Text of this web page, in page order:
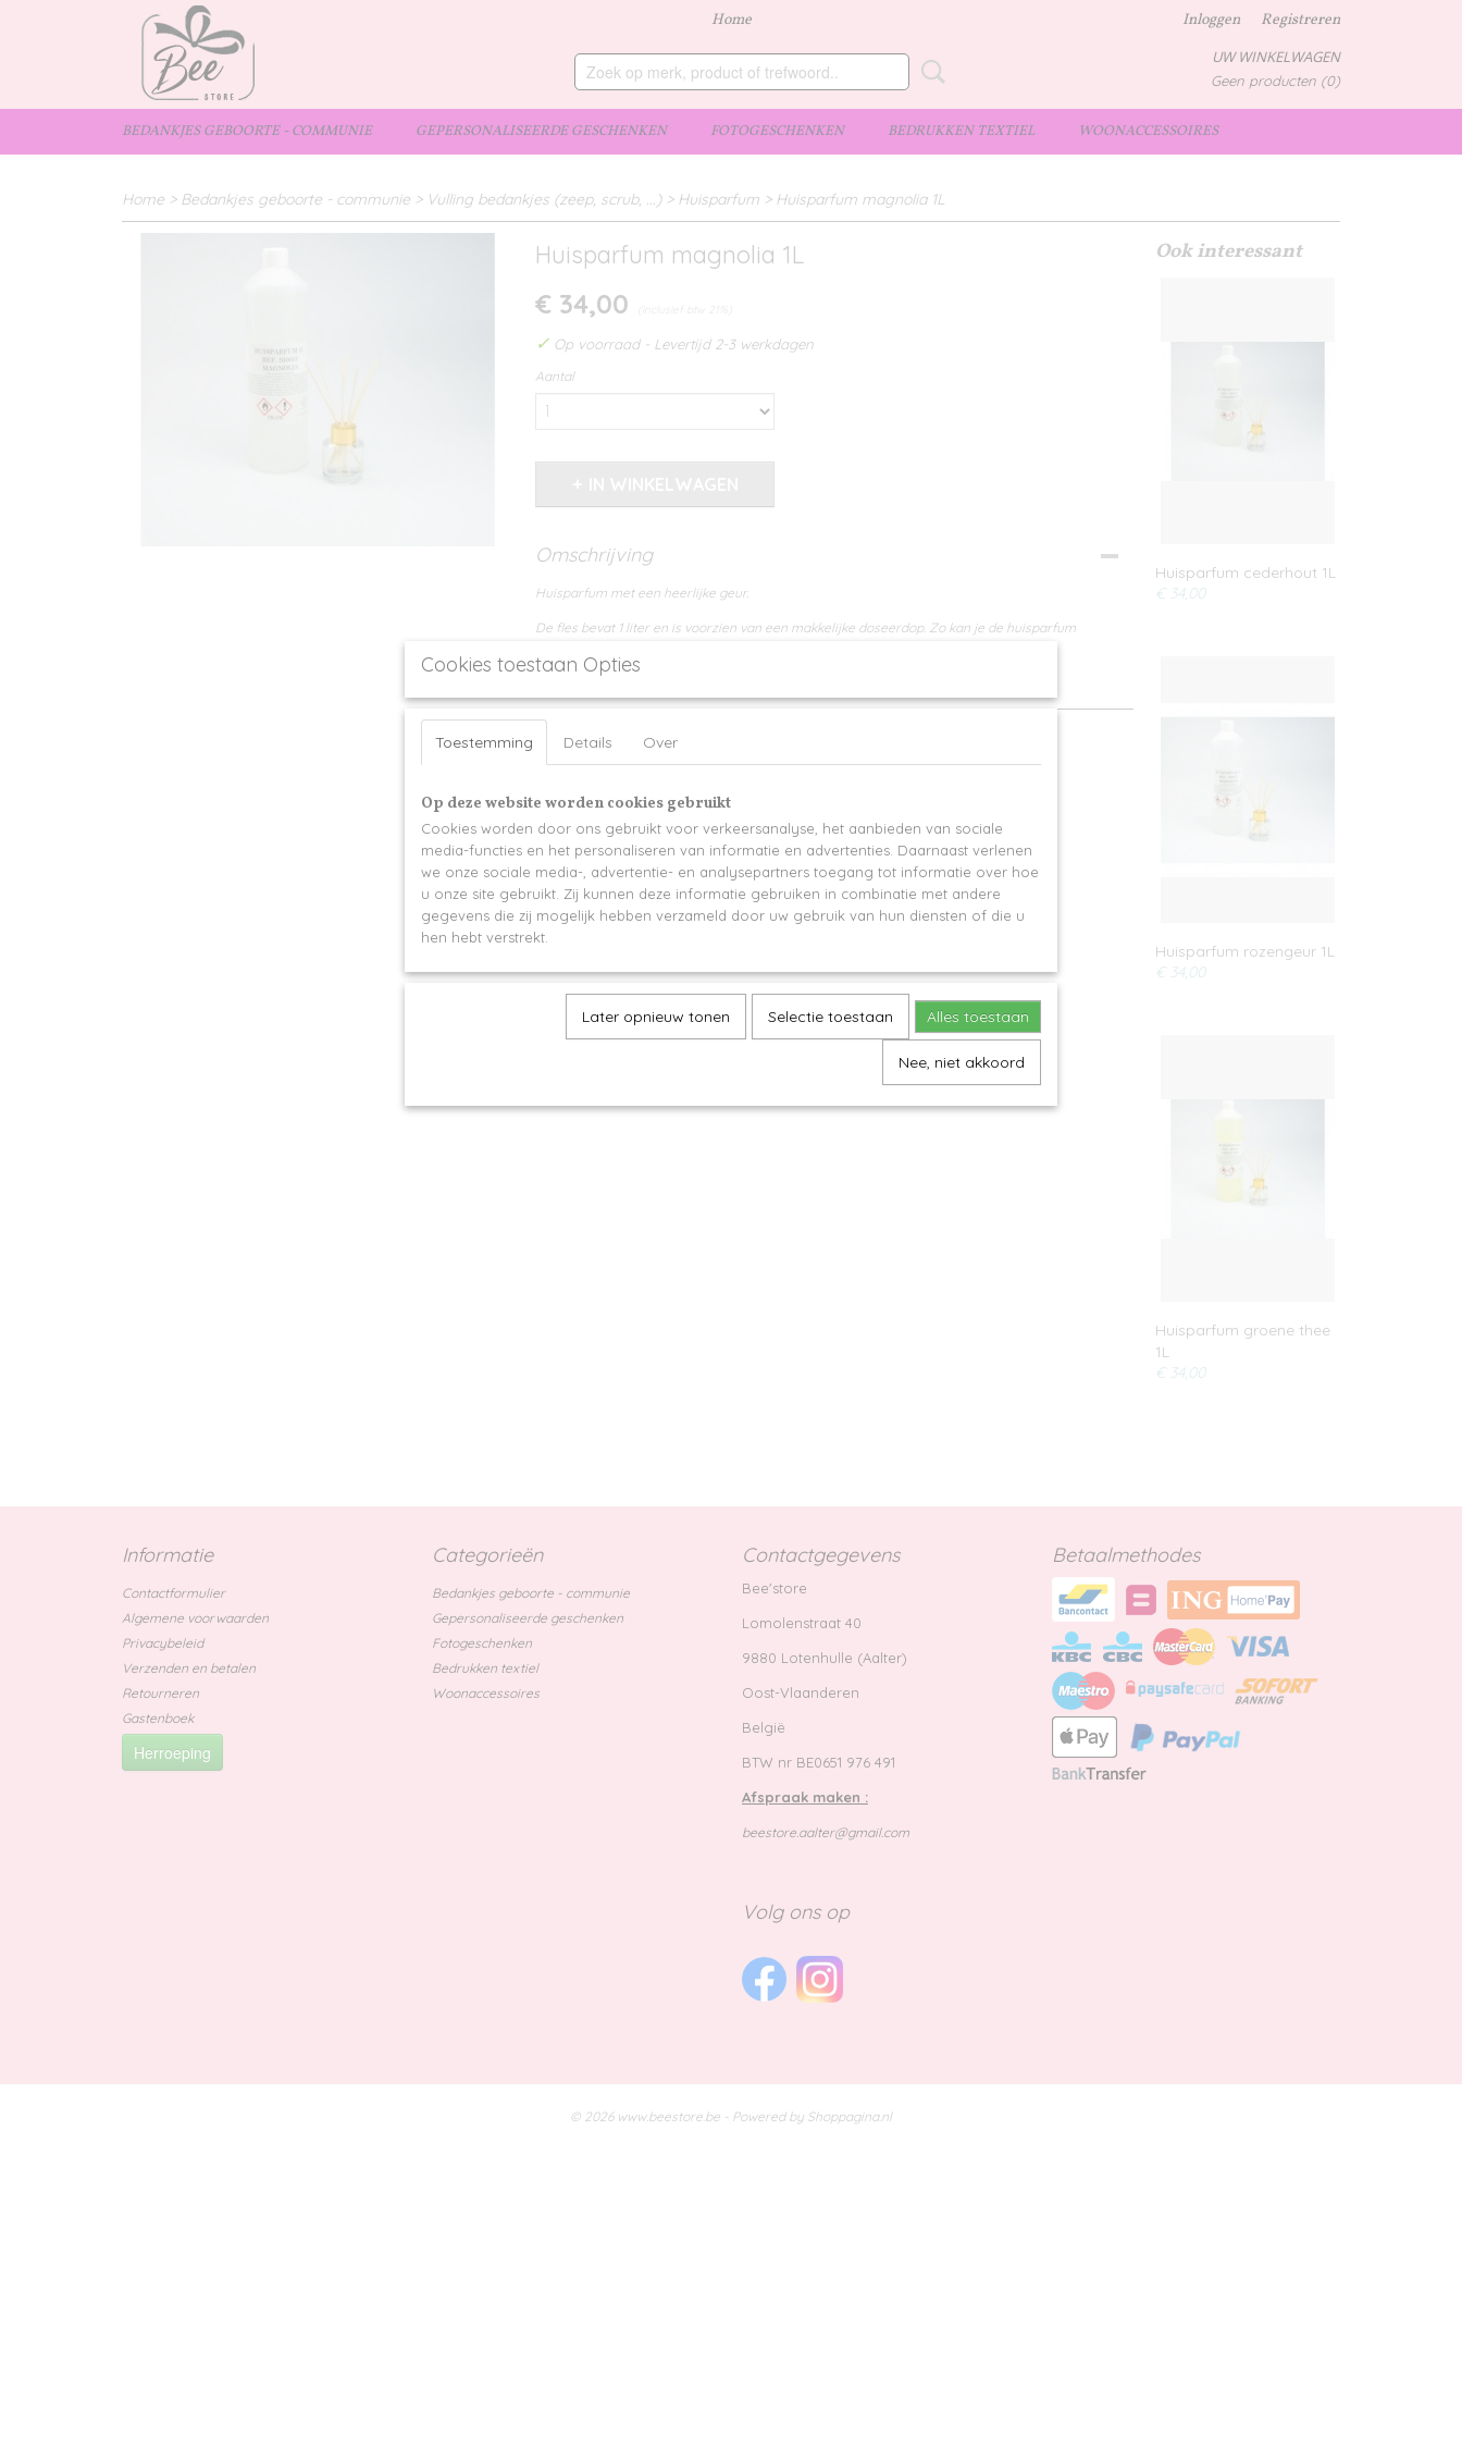
Home Inloggen Registreren
UW WINKELWAGEN
Geen producten (0)
BEDANKJES GEBOORTE - COMMUNIE GEPERSONALISEERDE GESCHENKEN FOTOGESCHENKEN BEDRUKKEN TEXTIEL WOONACCESSOIRES
Home > Bedankjes geboorte - communie > Vulling bedankjes (zeep, scrub, ...)> Huisparfum > Huisparfum magnolia 1L
Huisparfum magnolia 1L
€ 34,00 (inclusief btw 21%)
✓ Op voorraad - Levertijd 2-3 werkdagen
Aantal
Omschrijving
Huisparfum met een heerlijke geur.
De fles bevat 1 liter en is voorzien van een makkelijke doseerdop. Zo kan je de huisparfum
Ook interessant
Huisparfum cederhout 1L
€ 34,00
Huisparfum rozengeur 1L
€ 34,00
Huisparfum groene thee
1L
€ 34,00
Informatie
Contactformulier
Algemene voorwaarden
Privacybeleid
Verzenden en betalen
Retourneren
Gastenboek
Herroeping
Categorieën
Bedankjes geboorte - communie
Gepersonaliseerde geschenken
Fotogeschenken
Bedrukken textiel
Woonaccessoires
Contactgegevens
Bee'store
Lomolenstraat 40
9880 Lotenhulle (Aalter)
Oost-Vlaanderen
België
BTW nr BE0651 976 491
Afspraak maken :
beestore.aalter@gmail.com
Volg ons op
Betaalmethodes
© 2026 www.beestore.be - Powered by Shoppagina.nl
Cookies toestaan Opties
Toestemming Details Over
Op deze website worden cookies gebruikt
Cookies worden door ons gebruikt voor verkeersanalyse, het aanbieden van sociale
media-functies en het personaliseren van informatie en advertenties. Daarnaast verlenen
we onze sociale media-, advertentie- en analysepartners toegang tot informatie over hoe
u onze site gebruikt. Zij kunnen deze informatie gebruiken in combinatie met andere
gegevens die zij mogelijk hebben verzameld door uw gebruik van hun diensten of die u
hen hebt verstrekt.
Later opnieuw tonen Selectie toestaan Alles toestaan
Nee, niet akkoord